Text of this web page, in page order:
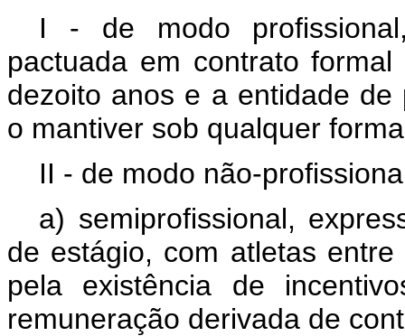
I - de modo
pactuada em contrato
dezoito anos e a entidade
o mantiver sob qualquer
II - de modo não-
a) semiprofissional,
de estágio, com atletas
pela existência de
remuneração derivada de